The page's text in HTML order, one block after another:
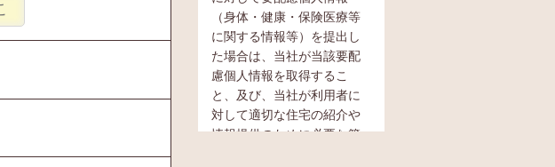
（身体・健康・保険医療等
に関する情報等）を提出し
た場合は、当社が当該要配
慮個人情報を取得するこ
と、及び、当社が利用者に
対して適切な住宅の紹介や
情報提供のために必要な範